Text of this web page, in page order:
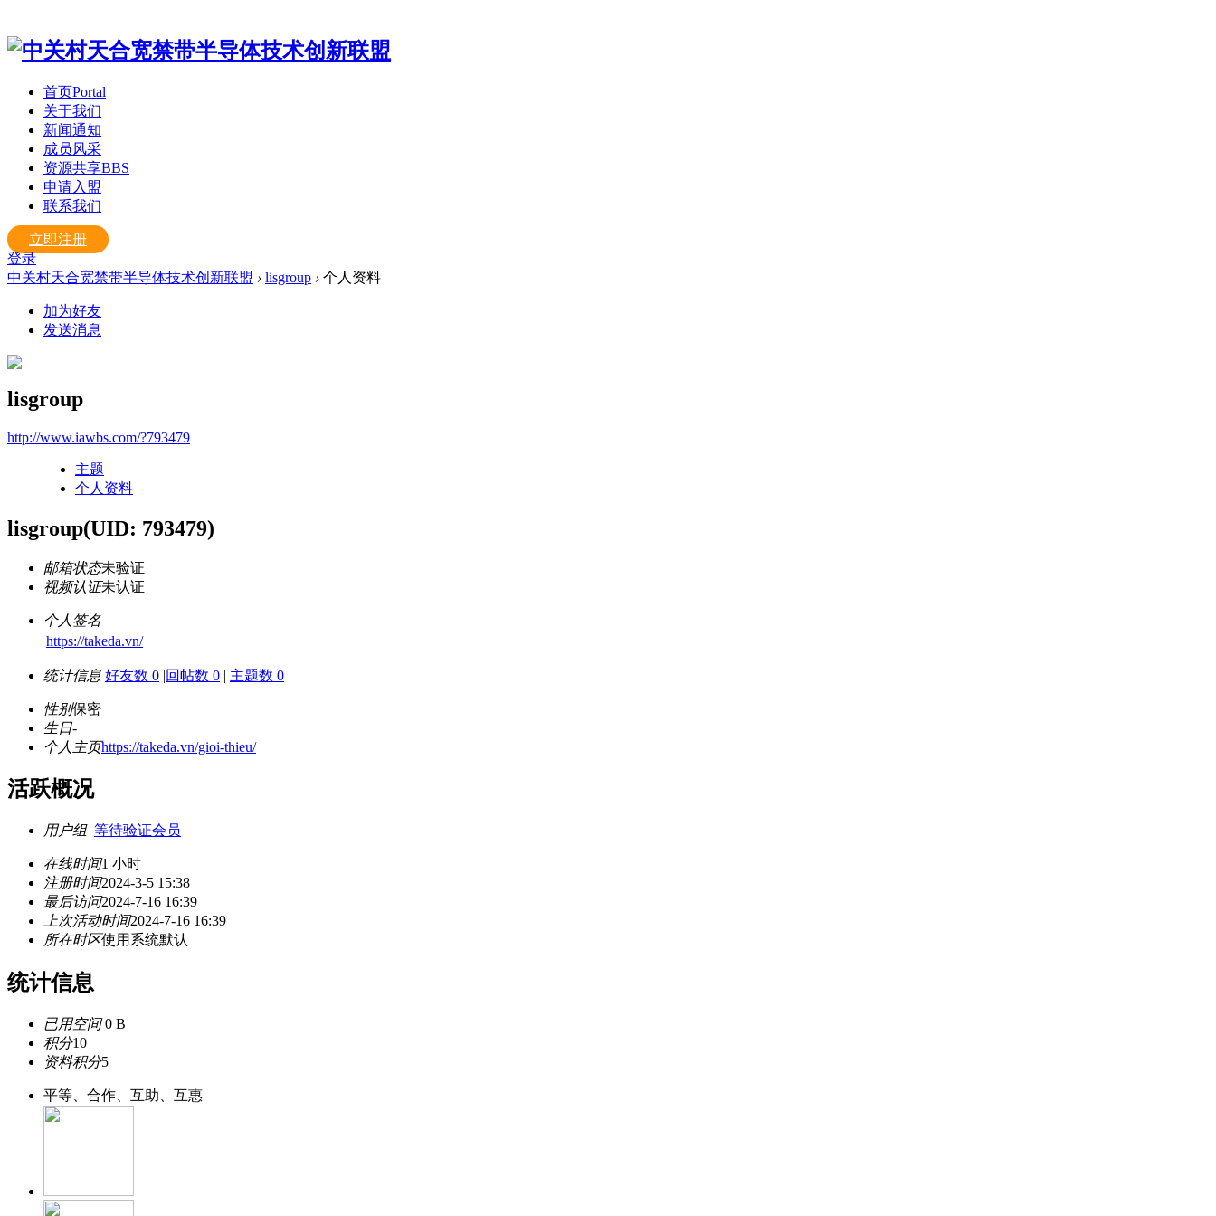
首页Portal
关于我们
新闻通知
成员风采
资源共享BBS
申请入盟
联系我们
立即注册
登录
中关村天合宽禁带半导体技术创新联盟 › lisgroup › 个人资料
加为好友
发送消息
lisgroup
http://www.iawbs.com/?793479
主题
个人资料
lisgroup(UID: 793479)
邮箱状态未验证
视频认证未认证
个人签名
https://takeda.vn/
统计信息 好友数 0 |回帖数 0 | 主题数 0
性别保密
生日-
个人主页https://takeda.vn/gioi-thieu/
活跃概况
用户组 等待验证会员
在线时间1 小时
注册时间2024-3-5 15:38
最后访问2024-7-16 16:39
上次活动时间2024-7-16 16:39
所在时区使用系统默认
统计信息
已用空间0 B
积分10
资料积分5
平等、合作、互助、互惠